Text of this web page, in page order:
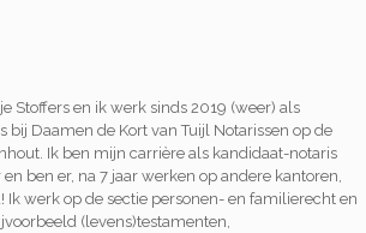
Stoffers en ik werk sinds 2019 (weer) als
bij Daamen de Kort van Tuijl Notarissen op de
Ik ben mijn carrière als kandidaat-notaris
ben er, na 7 jaar werken op andere kantoren,
Ik werk op de sectie personen- en familierecht en
(levens)testamenten,